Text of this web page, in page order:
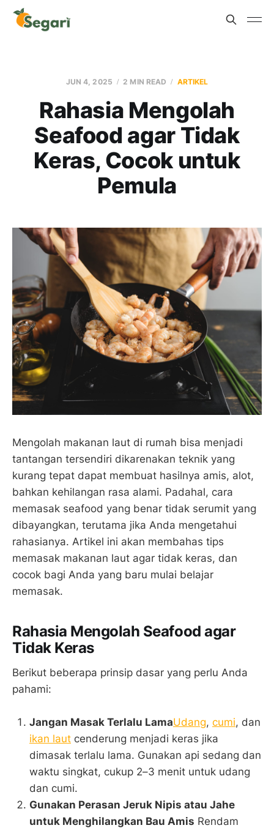
JUN 4, 2025 2 MIN READ ARTIKEL
Rahasia Mengolah
Seafood agar Tidak
Keras, Cocok untuk
Pemula
Mengolah makanan laut di rumah bisa menjadi
tantangan tersendiri dikarenakan teknik yang
kurang tepat dapat membuat hasilnya amis, alot,
bahkan kehilangan rasa alami. Padahal, cara
memasak seafood yang benar tidak serumit yang
dibayangkan, terutama jika Anda mengetahui
rahasianya. Artikel ini akan membahas tips
memasak makanan laut agar tidak keras, dan
cocok bagi Anda yang baru mulai belajar
memasak.
Rahasia Mengolah Seafood agar
Tidak Keras
Berikut beberapa prinsip dasar yang perlu Anda
pahami:
Jangan Masak Terlalu LamaUdang, cumi, dan
ikan laut cenderung menjadi keras jika
dimasak terlalu lama. Gunakan api sedang dan
waktu singkat, cukup 2–3 menit untuk udang
dan cumi.
Gunakan Perasan Jeruk Nipis atau Jahe
untuk Menghilangkan Bau Amis Rendam